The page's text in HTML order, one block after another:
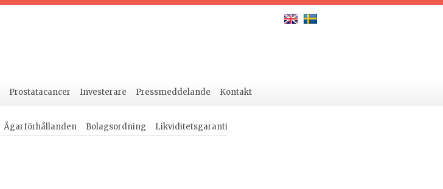
Prostatacancer Investerare Pressmeddelande Kontakt
Ägarförhållanden Bolagsordning Likviditetsgaranti